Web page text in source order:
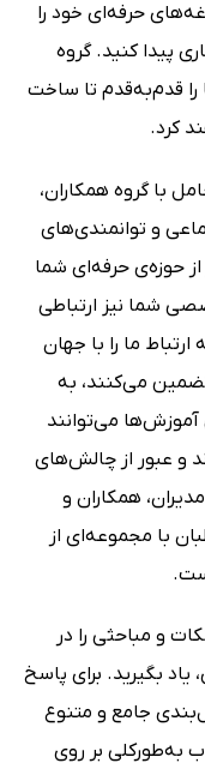
حرفه‌ای خود را
پیدا کنید. گروه
قدم‌به‌قدم تا ساخت
کرد.
با گروه همکاران،
و توانمندی‌های
از حوزه‌ی حرفه‌ای شما
شما نیز ارتباطی
ما را با جهان
می‌کنند، به
آموزش‌ها می‌توانند
و عبور از چالش‌های
همکاران و
با مجموعه‌ای از
و مباحثی را در
یاد بگیرید. برای پاسخ
جامع و متنوع
به‌طورکلی بر روی